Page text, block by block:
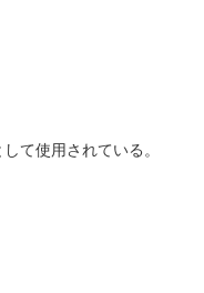
て使用されている。